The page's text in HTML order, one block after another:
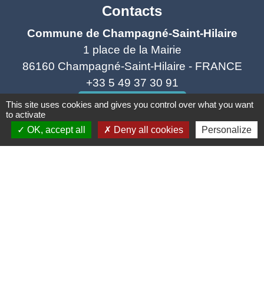
Contacts
Commune de Champagné-Saint-Hilaire
1 place de la Mairie
86160 Champagné-Saint-Hilaire - FRANCE
+33 5 49 37 30 91
Contact par formulaire
Horaires d'ouverture
This site uses cookies and gives you control over what you want
to activate
OK, accept all
Deny all cookies Personalize